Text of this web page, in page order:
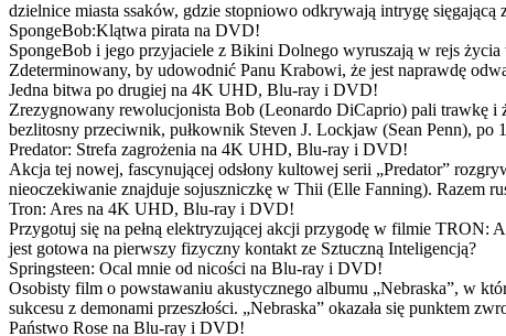
dzielnice miasta ssaków, gdzie stopniowo odkrywają intrygę
SpongeBob:Klątwa pirata na DVD!
SpongeBob i jego przyjaciele z Bikini Dolnego wyruszają w rejs
Zdeterminowany, by udowodnić Panu Krabowi, że jest naprawdę
Jedna bitwa po drugiej na 4K UHD, Blu-ray i DVD!
Zrezygnowany rewolucjonista Bob (Leonardo DiCaprio) pali trawkę i
bezlitosny przeciwnik, pułkownik Steven J. Lockjaw (Sean Penn),
Predator: Strefa zagrożenia na 4K UHD, Blu-ray i DVD!
Akcja tej nowej, fascynującej odsłony kultowej serii „Predator”
nieoczekiwanie znajduje sojuszniczkę w Thii (Elle Fanning). Razem
Tron: Ares na 4K UHD, Blu-ray i DVD!
Przygotuj się na pełną elektryzującej akcji przygodę w filmie TRON:
jest gotowa na pierwszy fizyczny kontakt ze Sztuczną Inteligencją?
Springsteen: Ocal mnie od nicości na Blu-ray i DVD!
Osobisty film o powstawaniu akustycznego albumu „Nebraska”, w
sukcesu z demonami przeszłości. „Nebraska” okazała się punktem
Państwo Rose na Blu-ray i DVD!